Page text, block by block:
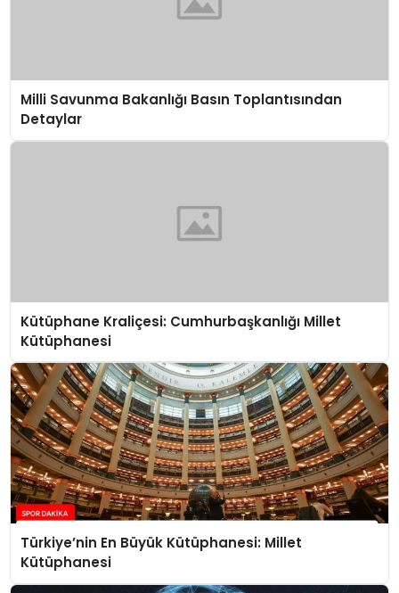
Milli Savunma Bakanlığı Basın Toplantısından
Detaylar
Kütüphane Kraliçesi: Cumhurbaşkanlığı Millet
Kütüphanesi
Türkiye’nin En Büyük Kütüphanesi: Millet
Kütüphanesi